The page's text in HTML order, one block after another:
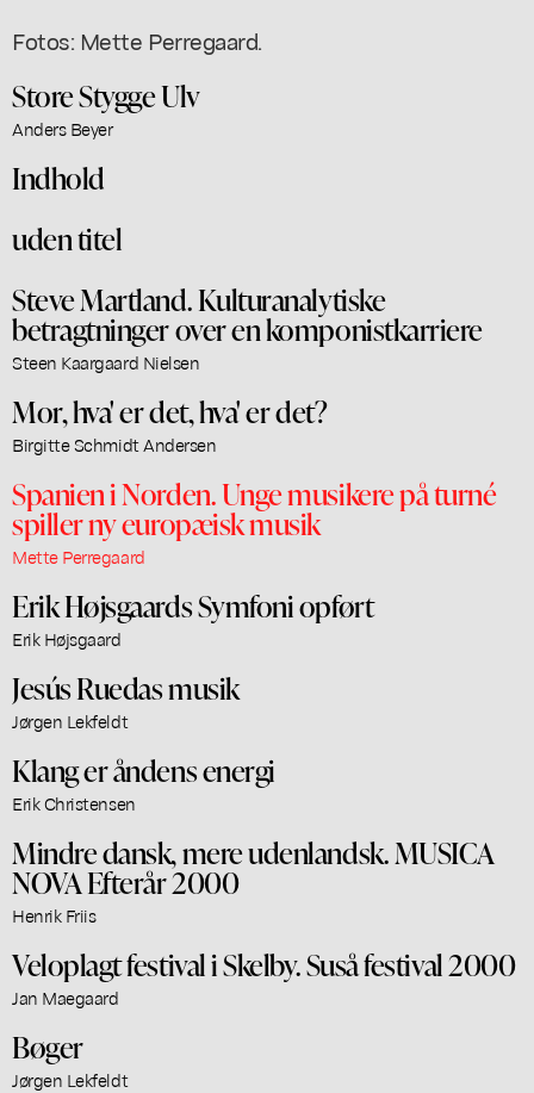
Fotos: Mette Perregaard.
Store Stygge Ulv
Anders Beyer
Indhold
uden titel
Steve Martland. Kulturanalytiske
betragtninger over en komponistkarriere
Steen Kaargaard Nielsen
Mor, hva' er det, hva' er det?
Birgitte Schmidt Andersen
Spanien i Norden. Unge musikere på turné
spiller ny europæisk musik
Mette Perregaard
Erik Højsgaards Symfoni opført
Erik Højsgaard
Jesús Ruedas musik
Jørgen Lekfeldt
Klang er åndens energi
Erik Christensen
Mindre dansk, mere udenlandsk. MUSICA
NOVA Efterår 2000
Henrik Friis
Veloplagt festival i Skelby. Suså festival 2000
Jan Maegaard
Bøger
Jørgen Lekfeldt